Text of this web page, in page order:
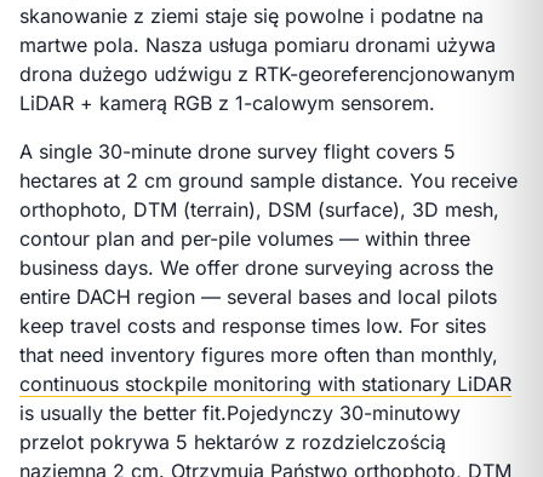
skanowanie z ziemi staje się powolne i podatne na
martwe pola. Nasza usługa pomiaru dronami używa
drona dużego udźwigu z RTK-georeferencjonowanym
LiDAR + kamerą RGB z 1-calowym sensorem.
A single 30-minute drone survey flight covers 5
hectares at 2 cm ground sample distance. You receive
orthophoto, DTM (terrain), DSM (surface), 3D mesh,
contour plan and per-pile volumes — within three
business days. We offer drone surveying across the
entire DACH region — several bases and local pilots
keep travel costs and response times low. For sites
that need inventory figures more often than monthly,
continuous stockpile monitoring with stationary LiDAR
is usually the better fit.Pojedynczy 30-minutowy
przelot pokrywa 5 hektarów z rozdzielczością
naziemną 2 cm. Otrzymują Państwo orthophoto, DTM